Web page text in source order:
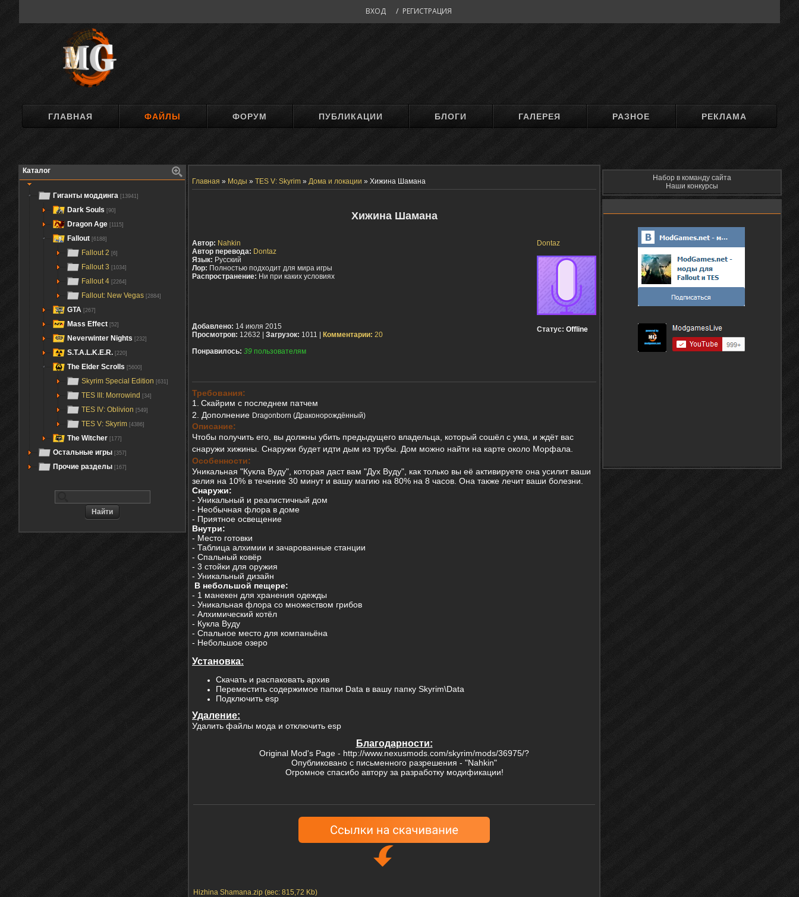
ВХОД / РЕГИСТРАЦИЯ
ГЛАВНАЯ ФАЙЛЫ ФОРУМ ПУБЛИКАЦИИ БЛОГИ ГАЛЕРЕЯ РАЗНОЕ РЕКЛАМА
Каталог
Гиганты моддинга [13941]
Dark Souls [90]
Dragon Age [1115]
Fallout [6188]
Fallout 2 [6]
Fallout 3 [1034]
Fallout 4 [2264]
Fallout: New Vegas [2884]
GTA [267]
Mass Effect [52]
Neverwinter Nights [232]
S.T.A.L.K.E.R. [220]
The Elder Scrolls [5600]
Skyrim Special Edition [631]
TES III: Morrowind [34]
TES IV: Oblivion [549]
TES V: Skyrim [4386]
The Witcher [177]
Остальные игры [357]
Прочие разделы [167]
Главная » Моды » TES V: Skyrim » Дома и локации » Хижина Шамана
Хижина Шамана
Dontaz
Статус: Offline
Автор: Nahkin
Автор перевода: Dontaz
Язык: Русский
Лор: Полностью подходит для мира игры
Распространение: Ни при каких условиях
Добавлено: 14 июля 2015
Просмотров: 12632 | Загрузок: 1011 | Комментарии: 20
Понравилось: 39 пользователям
Требования:
1.
Скайрим с последнем патчем
2. Дополнение Dragonborn (Драконорождённый)
Описание:
Чтобы получить его, вы должны убить предыдущего владельца, который сошёл с ума, и ждёт вас
снаружи хижины. Снаружи будет идти дым из трубы. Дом можно найти на карте около Морфала.
Особенности:
Уникальная "Кукла Вуду", которая даст вам "Дух Вуду", как только вы её активируете она усилит ваши
зелия на 10% в течение 30 минут и вашу магию на 80% на 8 часов. Она также лечит ваши болезни.
Снаружи:
- Уникальный и реалистичный дом
- Необычная флора в доме
- Приятное освещение
Внутри:
- Место готовки
- Таблица алхимии и зачарованные станции
- Спальный ковёр
- 3 стойки для оружия
- Уникальный дизайн
В небольшой пещере:
- 1 манекен для хранения одежды
- Уникальная флора со множеством грибов
- Алхимический котёл
- Кукла Вуду
- Спальное место для компаньёна
- Небольшое озеро
Установка:
Скачать и распаковать архив
Переместить содержимое папки Data в вашу папку Skyrim\Data
Подключить esp
Удаление:
Удалить файлы мода и отключить esp
Благодарности:
Original Mod's Page - http://www.nexusmods.com/skyrim/mods/36975/?
Опубликовано с письменного разрешения - "Nahkin"
Огромное спасибо автору за разработку модификации!
Hizhina Shamana.zip (вес: 815,72 Kb)
Набор в команду сайта
Наши конкурсы